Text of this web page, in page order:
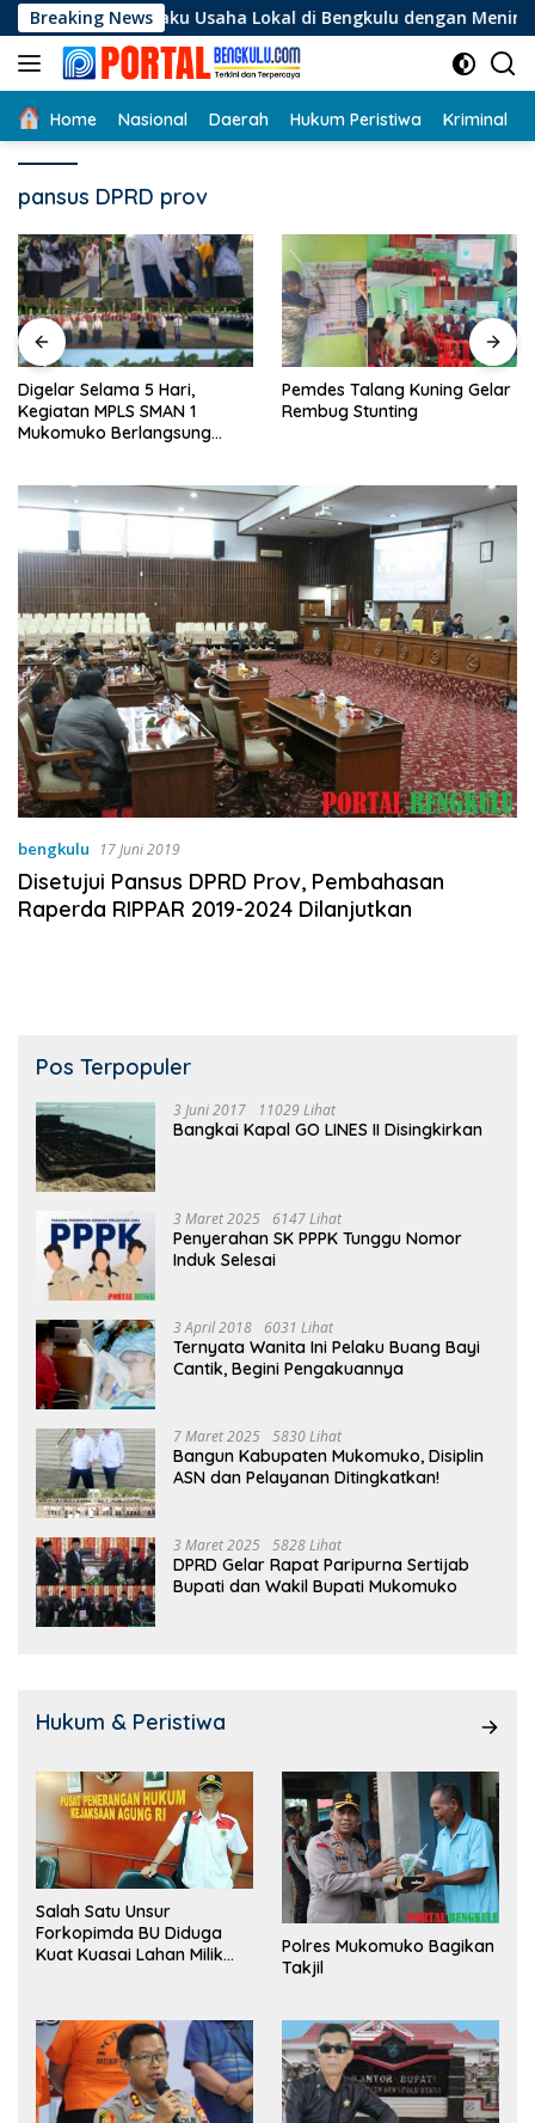
Langsung
ke
konten
Breaking News
Pelaku Usaha Lokal di Bengkulu dengan Meningkatkan
Home Nasional Daerah Hukum Peristiwa Kriminal
pansus DPRD prov
Digelar Selama 5 Hari,
Kegiatan MPLS SMAN 1
Mukomuko Berlangsung
Pemdes Talang Kuning Gelar
Rembug Stunting
bengkulu 17 Juni 2019
Disetujui Pansus DPRD Prov, Pembahasan
Raperda RIPPAR 2019-2024 Dilanjutkan
Pos Terpopuler
3 Juni 2017 11029 Lihat
Bangkai Kapal GO LINES II Disingkirkan
3 Maret 2025 6147 Lihat
Penyerahan SK PPPK Tunggu Nomor
Induk Selesai
3 April 2018 6031 Lihat
Ternyata Wanita Ini Pelaku Buang Bayi
Cantik, Begini Pengakuannya
7 Maret 2025 5830 Lihat
Bangun Kabupaten Mukomuko, Disiplin
ASN dan Pelayanan Ditingkatkan!
3 Maret 2025 5828 Lihat
DPRD Gelar Rapat Paripurna Sertijab
Bupati dan Wakil Bupati Mukomuko
Hukum & Peristiwa
Salah Satu Unsur
Forkopimda BU Diduga
Kuat Kuasai Lahan Milik
Polres Mukomuko Bagikan
Takjil